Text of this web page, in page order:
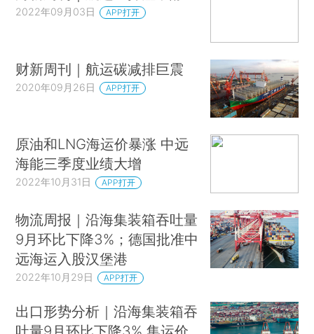
2022年09月03日 APP打开
财新周刊｜航运碳减排巨震
2020年09月26日 APP打开
原油和LNG海运价暴涨 中远
海能三季度业绩大增
2022年10月31日 APP打开
物流周报｜沿海集装箱吞吐量
9月环比下降3%；德国批准中
远海运入股汉堡港
2022年10月29日 APP打开
出口形势分析｜沿海集装箱吞